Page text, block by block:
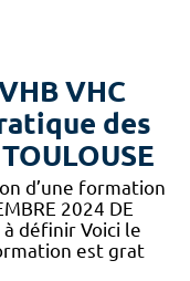
VHC
des
d’une formation
2024 DE
définir Voici le
est grat